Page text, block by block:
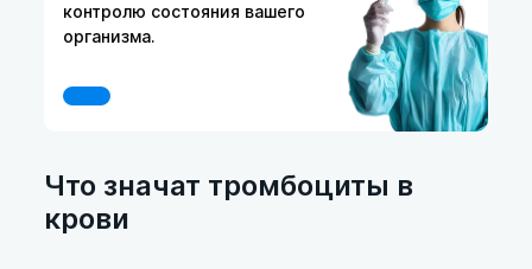
контролю состояния вашего
организма.
Что значат тромбоциты в
крови